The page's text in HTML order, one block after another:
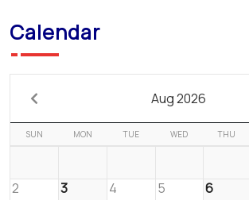
Calendar
Aug 2026
SUN MON TUE WED THU
2
3 4 5 6